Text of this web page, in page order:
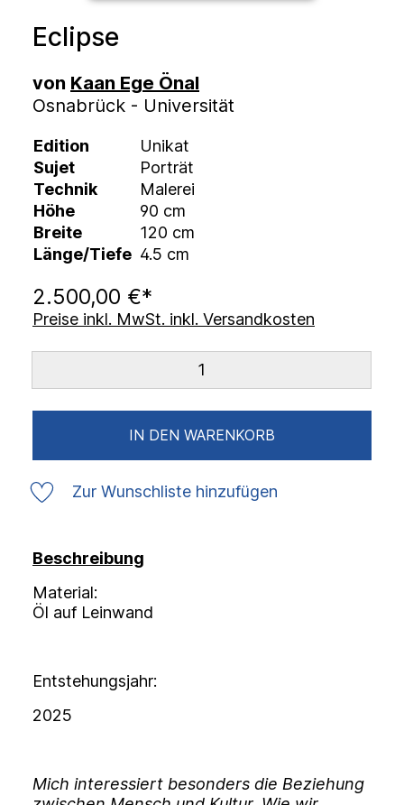
Eclipse
von Kaan Ege Önal
Osnabrück - Universität
Edition
Unikat
Sujet
Porträt
Technik
Malerei
Höhe
90 cm
Breite
120 cm
Länge/Tiefe 4.5 cm
2.500,00 €*
Preise inkl. MwSt. inkl. Versandkosten
IN DEN WARENKORB
Zur Wunschliste hinzufügen
Beschreibung
Material:
Öl auf Leinwand
Entstehungsjahr:
2025
Mich interessiert besonders die Beziehung